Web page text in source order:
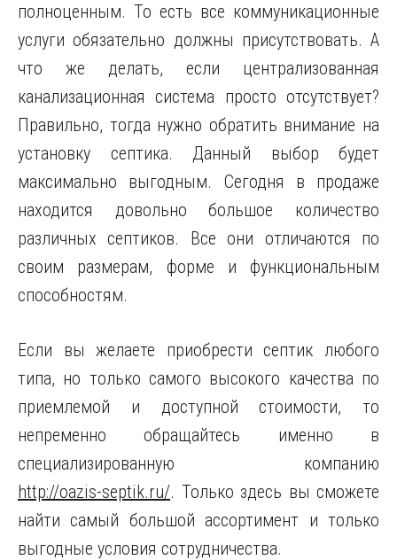
полноценным. То есть все коммуникационные
услуги обязательно должны присутствовать. А
что же делать, если централизованная
канализационная система просто отсутствует?
Правильно, тогда нужно обратить внимание на
установку септика. Данный выбор будет
максимально выгодным. Сегодня в продаже
находится довольно большое количество
различных септиков. Все они отличаются по
своим размерам, форме и функциональным
способностям.
Если вы желаете приобрести септик любого
типа, но только самого высокого качества по
приемлемой и доступной стоимости, то
непременно обращайтесь именно в
специализированную компанию
http://oazis-septik.ru/. Только здесь вы сможете
найти самый большой ассортимент и только
выгодные условия сотрудничества.